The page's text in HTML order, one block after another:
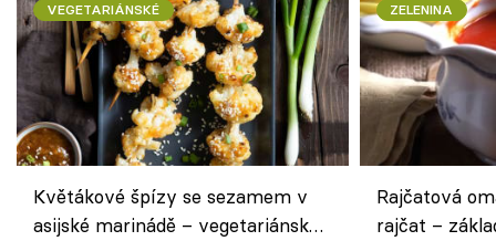
VEGETARIÁNSKÉ
Květákové špízy se sezamem v
asijské marinádě – vegetariánská
ZELENINA
Rajčatová
rajčat –